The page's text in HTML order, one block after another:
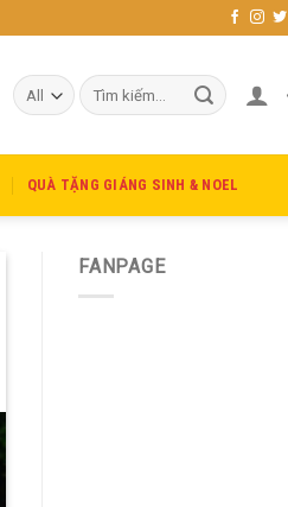
Tìm
kiếm:
QUÀ TẶNG GIÁNG SINH & NOEL
FANPAGE